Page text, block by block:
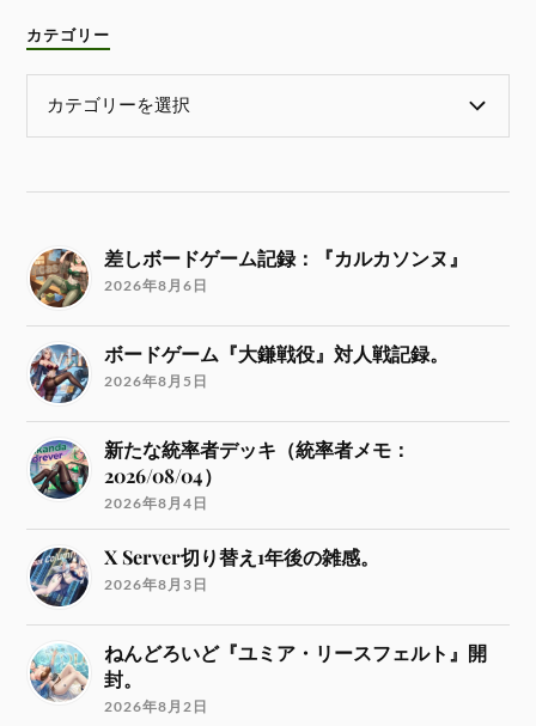
カテゴリー
差しボードゲーム記録：『カルカソンヌ』
2026年8月6日
ボードゲーム『大鎌戦役』対人戦記録。
2026年8月5日
新たな統率者デッキ（統率者メモ：
2026/08/04）
2026年8月4日
X Server切り替え1年後の雑感。
2026年8月3日
ねんどろいど『ユミア・リースフェルト』開
封。
2026年8月2日